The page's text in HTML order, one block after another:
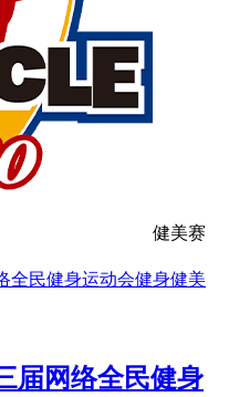
健美赛
届网络全民健身